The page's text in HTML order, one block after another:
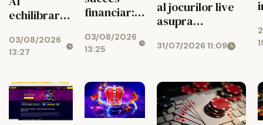
echilibrarea
noroc
03/08/2026
13:27
financiar:
atragi banii
zilnic
03/08/2026
13:25
al jocurilor live
asupra
bugetului la
31/07/2026 11:09